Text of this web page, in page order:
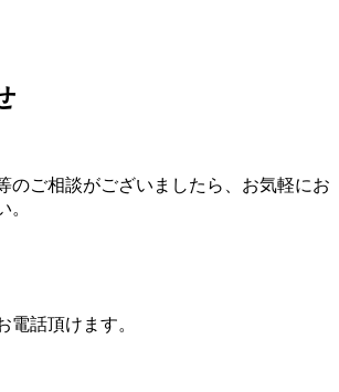
のご相談がございましたら、お気軽にお
。
電話頂けます。